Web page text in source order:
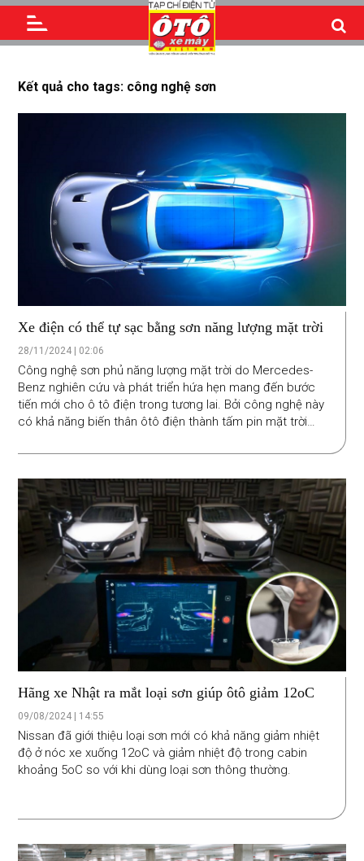
Kết quả cho tags: công nghệ sơn
Xe điện có thể tự sạc bằng sơn năng lượng mặt trời
28/11/2024 | 02:06
Công nghệ sơn phủ năng lượng mặt trời do Mercedes-
Benz nghiên cứu và phát triển hứa hẹn mang đến bước
tiến mới cho ô tô điện trong tương lai. Bởi công nghệ này
có khả năng biến thân ôtô điện thành tấm pin mặt trời
nghìn km/năm.
Hãng xe Nhật ra mắt loại sơn giúp ôtô giảm 12oC
09/08/2024 | 14:55
Nissan đã giới thiệu loại sơn mới có khả năng giảm nhiệt
độ ở nóc xe xuống 12oC và giảm nhiệt độ trong cabin
khoảng 5oC so với khi dùng loại sơn thông thường.